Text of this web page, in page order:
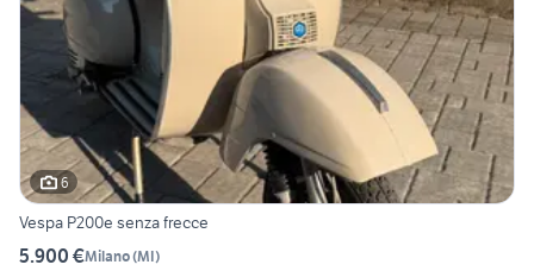
6
Vespa P200e senza frecce
5.900 €Milano(MI)